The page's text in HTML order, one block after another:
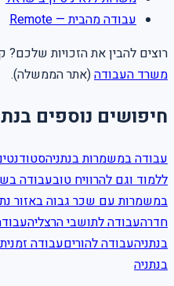
עבודה מהבית — Remote
רוצים להבין את הזכויות שלכם?
משרד העבודה(אתר הממשלה).
חיפושים נוספים
עבודה במשמרות בנתניה
ללמוד וגם להרוויח טובעבודה
במשמרות עם שכר גבוה באזור
חדרהעבודה לתושבי הרצליה
בנתניהעבודה להוריםעבודה
בנתניה